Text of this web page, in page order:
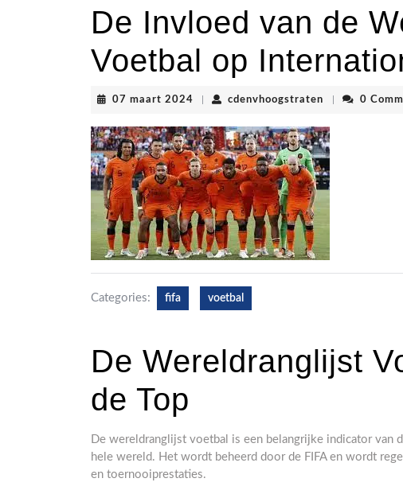
De Invloed van de
Voetbal op
07 maart 2024 07
2024
cdenvhoogstraten 0
Categories: fifa voetbal
De Wereldranglijst
de Top
De wereldranglijst voetbal is een belangrijke indicator van
hele wereld. Het wordt beheerd door de FIFA en wordt
en toernooiprestaties.